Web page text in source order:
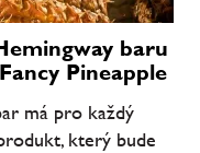
baru
Pineapple
má pro každý
který bude